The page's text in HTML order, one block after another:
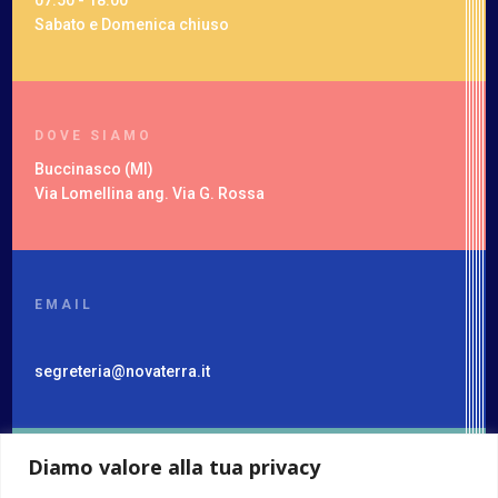
Diamo valore alla tua privacy
Sabato e Domenica chiuso
DOVE SIAMO
Buccinasco (MI)
Via Lomellina ang. Via G. Rossa
EMAIL
segreteria@novaterra.it